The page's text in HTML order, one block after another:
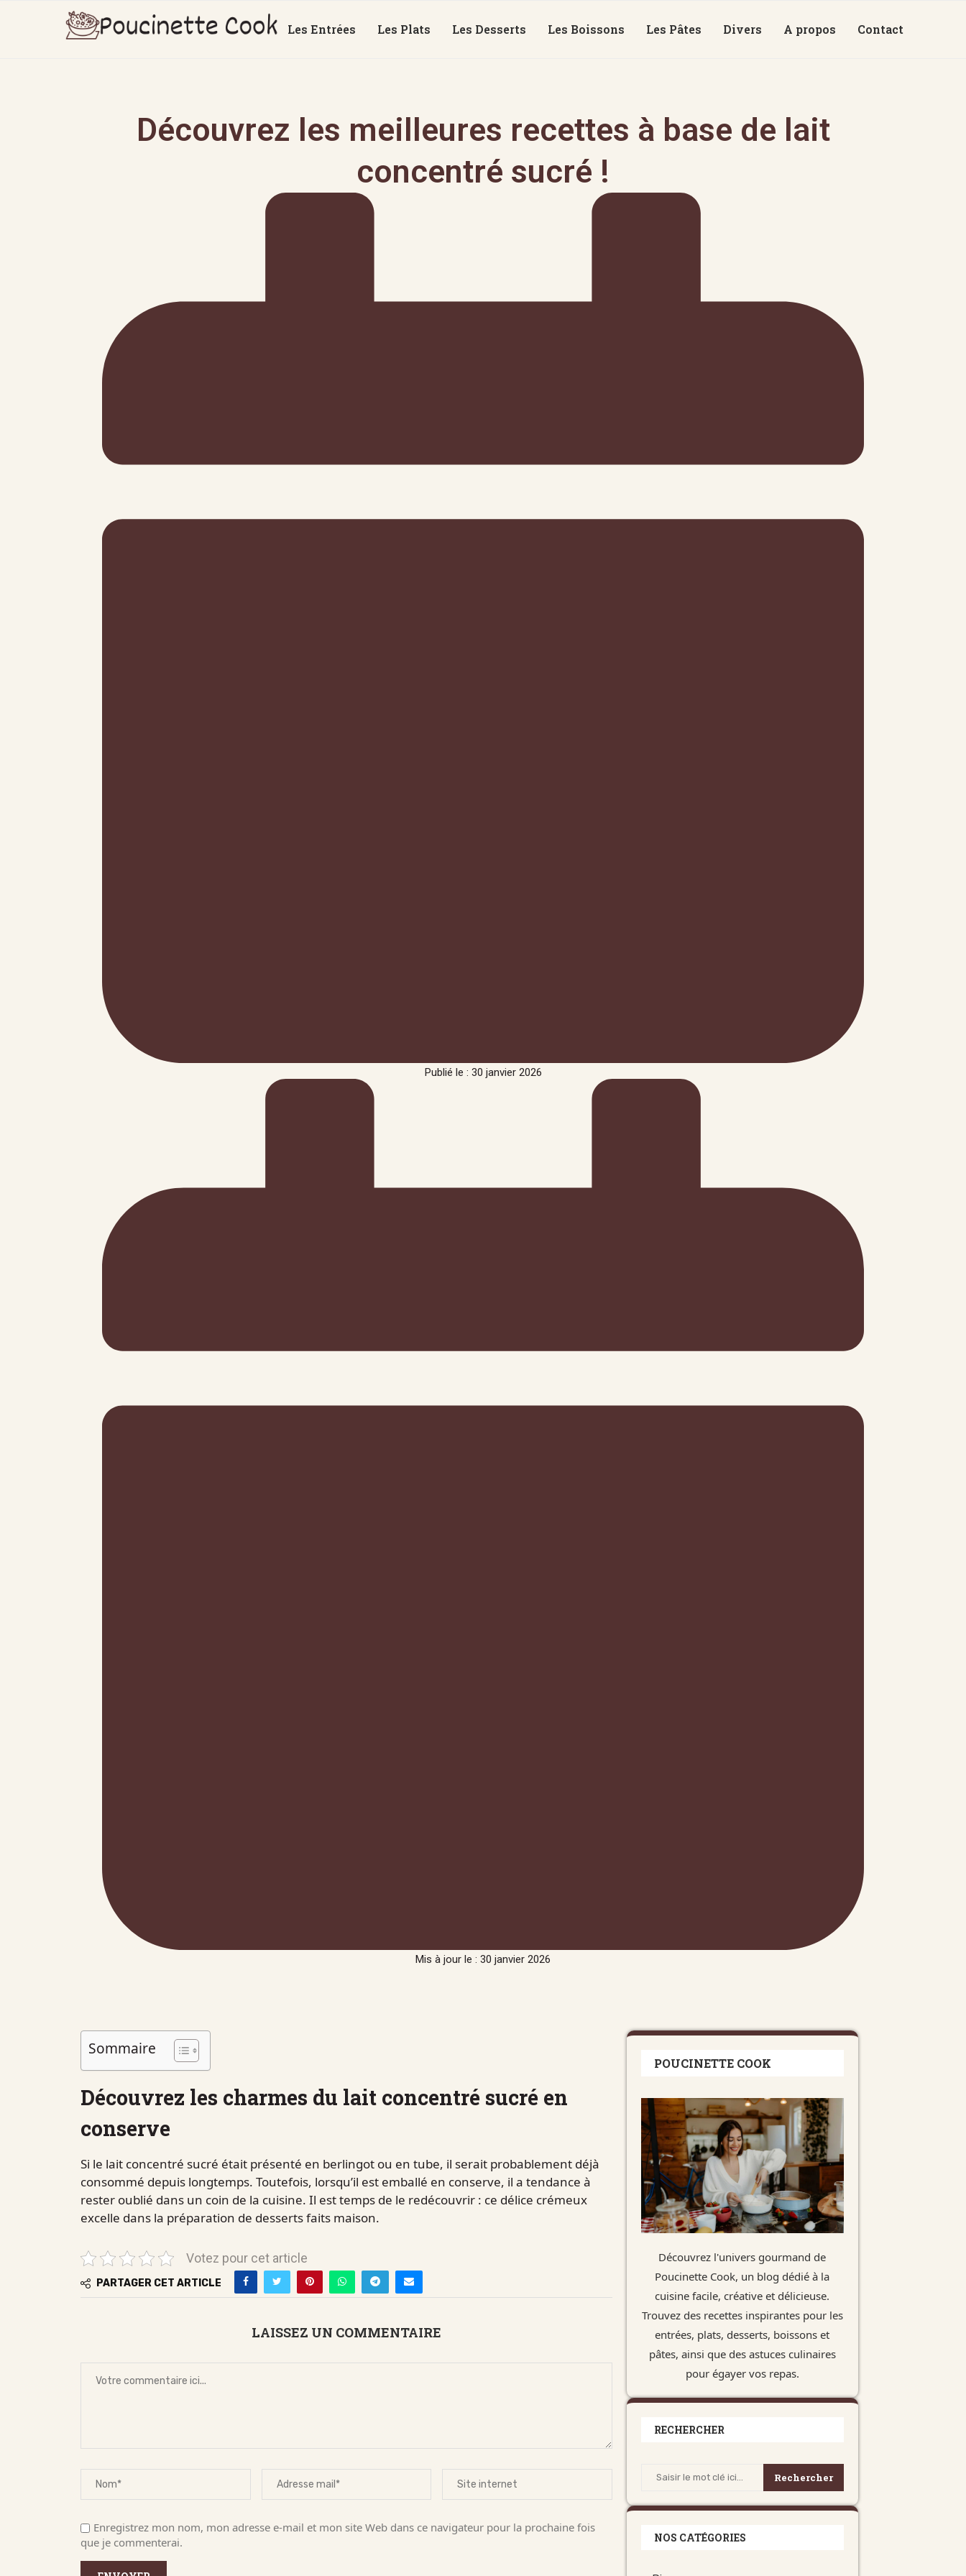
Les Entrées Les Plats Les Desserts Les Boissons Les Pâtes Divers A propos Contact
Découvrez les meilleures recettes à base de lait
concentré sucré !
Publié le : 30 janvier 2026
Mis à jour le : 30 janvier 2026
Sommaire
Découvrez les charmes du lait concentré sucré en
conserve
Si le lait concentré sucré était présenté en berlingot ou en tube, il serait probablement déjà
consommé depuis longtemps. Toutefois, lorsqu’il est emballé en conserve, il a tendance à
rester oublié dans un coin de la cuisine. Il est temps de le redécouvrir : ce délice crémeux
excelle dans la préparation de desserts faits maison.
Votez pour cet article
PARTAGER CET ARTICLE
LAISSEZ UN COMMENTAIRE
Enregistrez mon nom, mon adresse e-mail et mon site Web dans ce navigateur pour la prochaine fois
que je commenterai.
POUCINETTE COOK
Découvrez l'univers gourmand de
Poucinette Cook, un blog dédié à la
cuisine facile, créative et délicieuse.
Trouvez des recettes inspirantes pour les
entrées, plats, desserts, boissons et
pâtes, ainsi que des astuces culinaires
pour égayer vos repas.
RECHERCHER
Rechercher
NOS CATÉGORIES